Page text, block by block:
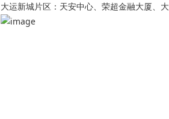
大运新城片区：天安中心、荣超金融大厦、